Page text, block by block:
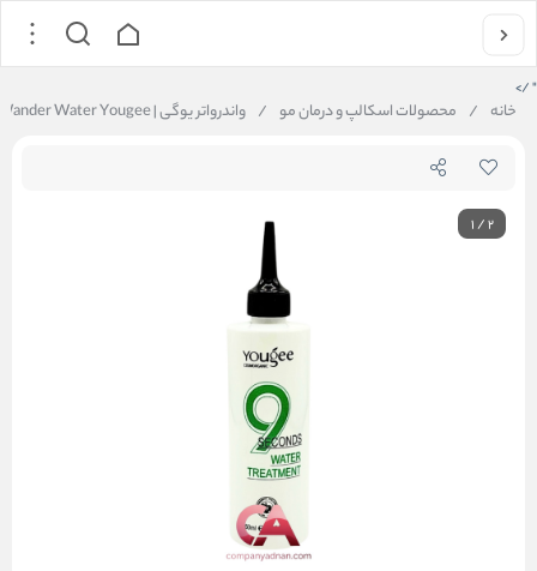
" />
خانه / محصولات اسکالپ و درمان مو / واندرواتر یوگی | Wander Water Yougee
1/2